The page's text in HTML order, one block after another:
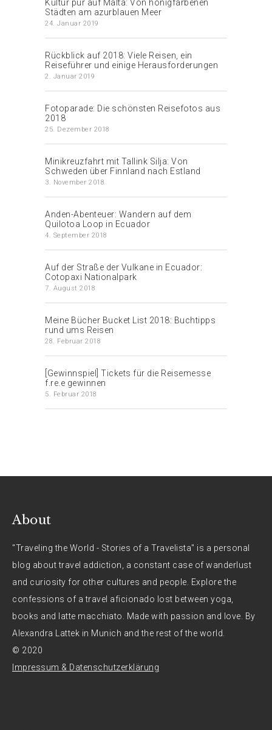
Kultur pur auf Malta: Von honigfarbenen
Städten am azurblauen Meer
24. Januar 2019
Rückblick auf 2018: Viele Reisen, ein
Reiseführer und einige Herausforderungen
2. Januar 2019
Fotoparade: Die schönsten Reisefotos aus
2018
25. Dezember 2018
Minikreuzfahrt mit Tallink Silja: Von
Schweden über Finnland nach Estland
3. November 2018
Anden-Abenteuer: Wandern auf dem
Quilotoa Loop in Ecuador
4. September 2018
Auf der Straße der Vulkane in Ecuador:
Cotopaxi Nationalpark
7. August 2018
Meine Bücher Bucket List 2018: Buchtipps
rund ums Reisen
28. Februar 2018
[Gewinnspiel] Tickets für die Reisemesse
f.re.e gewinnen
5. Februar 2018
About
"Traveling the World - Stories of a Travelista" is a personal
blog about travel addiction, a constant case of wanderlust
and curiosity for other cultures and people. Explore the
confessions of a travel aficionado lost between yoga,
books and latte macchiato. Made with passion and love. By
Alexandra Lattek in Munich and the rest of the world.
© 2020
Impressum & Datenschutzerklärung